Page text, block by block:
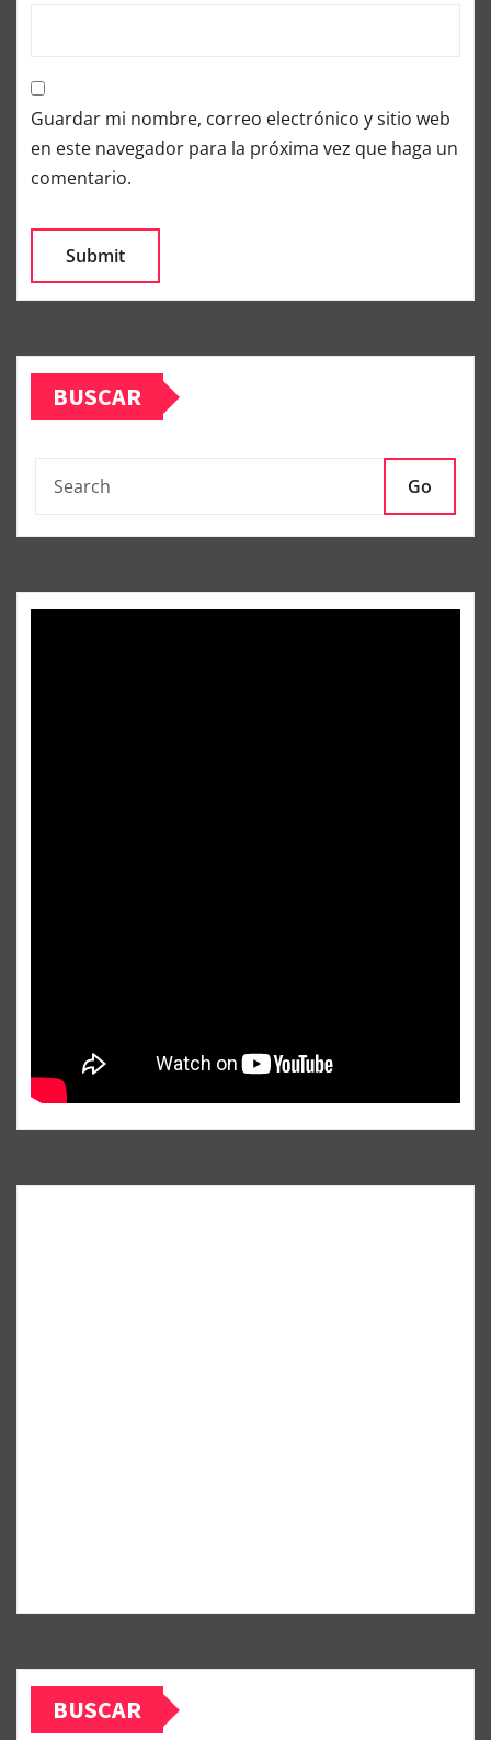
Guardar mi nombre, correo electrónico y sitio web
en este navegador para la próxima vez que haga un
comentario.
BUSCAR
Go
BUSCAR